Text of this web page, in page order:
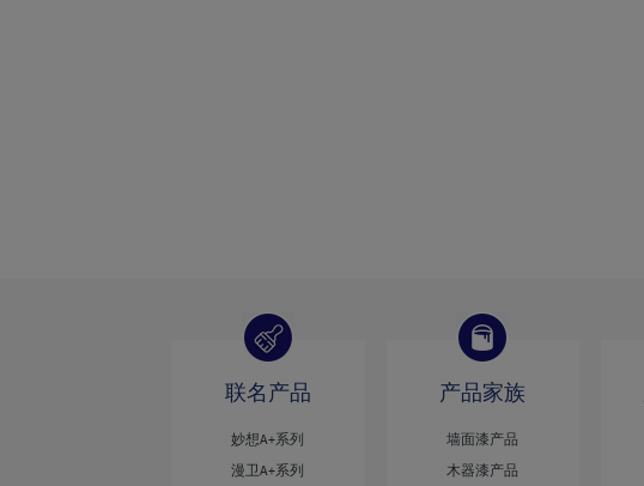
联名产品
妙想A+系列
漫卫A+系列
产品家族
墙面漆产品
木器漆产品